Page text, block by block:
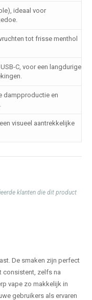
ideaal voor
tot frisse menthol
C, voor een langdurige
dampproductie en
visueel aantrekkelijke
klanten die dit product
De smaken zijn perfect
consistent, zelfs na
vape zo makkelijk in
gebruikers als ervaren